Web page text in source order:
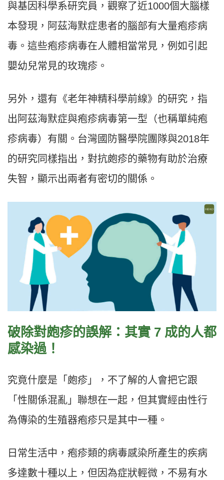
與基因科學系研究員，觀察了近1000個大腦樣
本發現，阿茲海默症患者的腦部有大量疱疹病
毒。這些疱疹病毒在人體相當常見，例如引起
嬰幼兒常見的玫瑰疹。
另外，還有《老年神精科學前線》的研究，指
出阿茲海默症與疱疹病毒第一型（也稱單純疱
疹病毒）有關。台灣國防醫學院團隊與2018年
的研究同樣指出，對抗皰疹的藥物有助於治療
失智，顯示出兩者有密切的關係。
破除對皰疹的誤解：其實 7 成的人都
感染過！
究竟什麼是「皰疹」，不了解的人會把它跟
「性關係混亂」聯想在一起，但其實經由性行
為傳染的生殖器疱疹只是其中一種。
日常生活中，疱疹類的病毒感染所產生的疾病
多達數十種以上，但因為症狀輕微，不易有水